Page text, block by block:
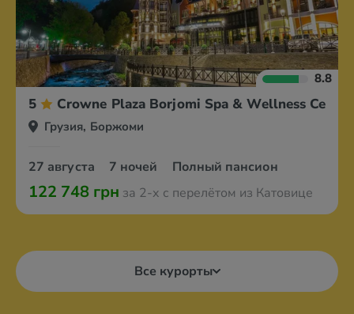
8.8
5 Crowne Plaza Borjomi Spa & Wellness Centre
Грузия, Боржоми
27 августа 7 ночей Полный пансион
122 748 грн за 2-х с перелётом из Катовице
Все курорты